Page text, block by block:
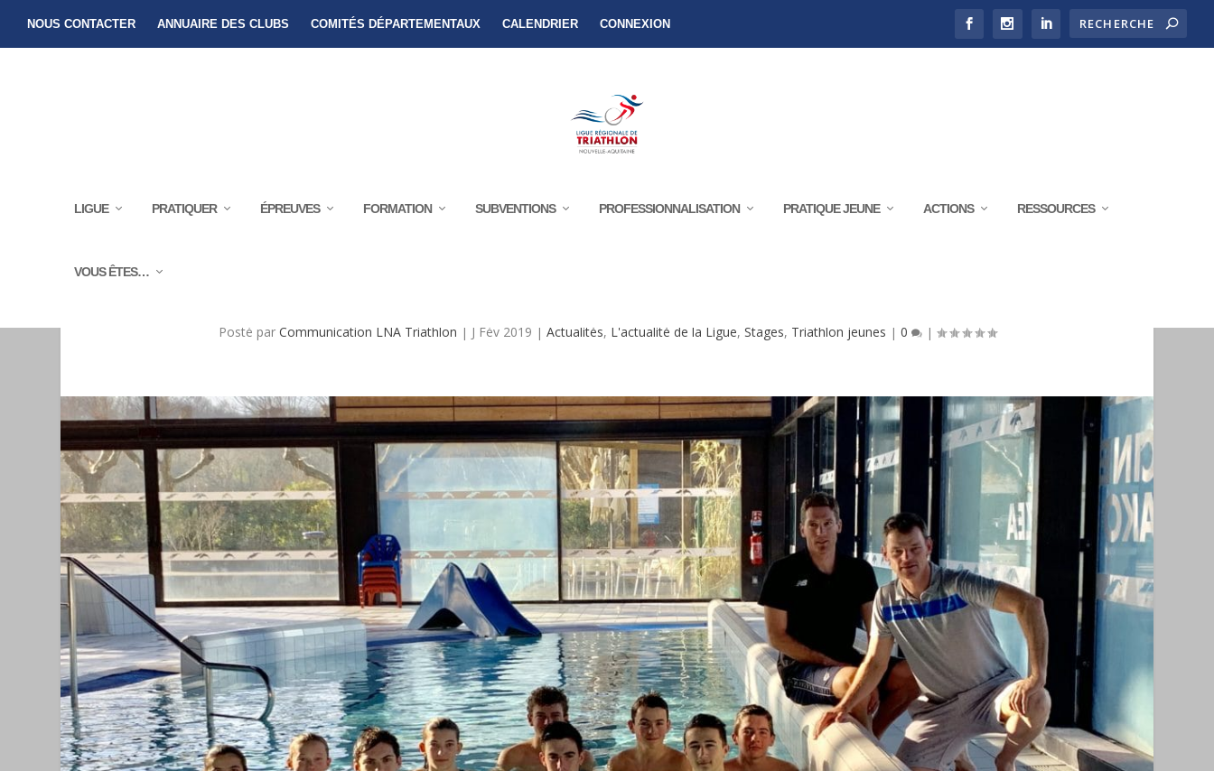
NOUS CONTACTER ANNUAIRE DES CLUBS COMITÉS DÉPARTEMENTAUX CALENDRIER CONNEXION
LIGUE PRATIQUER ÉPREUVES FORMATION SUBVENTIONS PROFESSIONNALISATION PRATIQUE JEUNE ACTIONS RESSOURCES
VOUS ÊTES…
Posté par Communication LNA Triathlon | J Fév 2019 | Actualités, L'actualité de la Ligue, Stages, Triathlon jeunes | 0 |